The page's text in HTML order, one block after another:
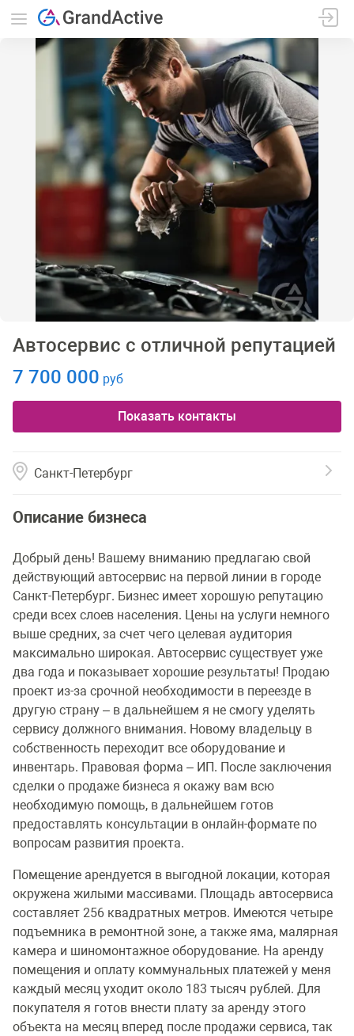
Автосервис с отличной репутацией
7 700 000 руб
Показать контакты
Санкт-Петербург
Описание бизнеса
Добрый день! Вашему вниманию предлагаю свой
действующий автосервис на первой линии в городе
Санкт-Петербург. Бизнес имеет хорошую репутацию
среди всех слоев населения. Цены на услуги немного
выше средних, за счет чего целевая аудитория
максимально широкая. Автосервис существует уже
два года и показывает хорошие результаты! Продаю
проект из-за срочной необходимости в переезде в
другую страну – в дальнейшем я не смогу уделять
сервису должного внимания. Новому владельцу в
собственность переходит все оборудование и
инвентарь. Правовая форма – ИП. После заключения
сделки о продаже бизнеса я окажу вам всю
необходимую помощь, в дальнейшем готов
предоставлять консультации в онлайн-формате по
вопросам развития проекта.
Помещение арендуется в выгодной локации, которая
окружена жилыми массивами. Площадь автосервиса
составляет 256 квадратных метров. Имеются четыре
подъемника в ремонтной зоне, а также яма, малярная
камера и шиномонтажное оборудование. На аренду
помещения и оплату коммунальных платежей у меня
каждый месяц уходит около 183 тысяч рублей. Для
покупателя я готов внести плату за аренду этого
объекта на месяц вперед после продажи сервиса, так